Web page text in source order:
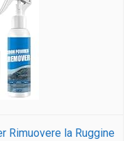
Rimuovere la Ruggine